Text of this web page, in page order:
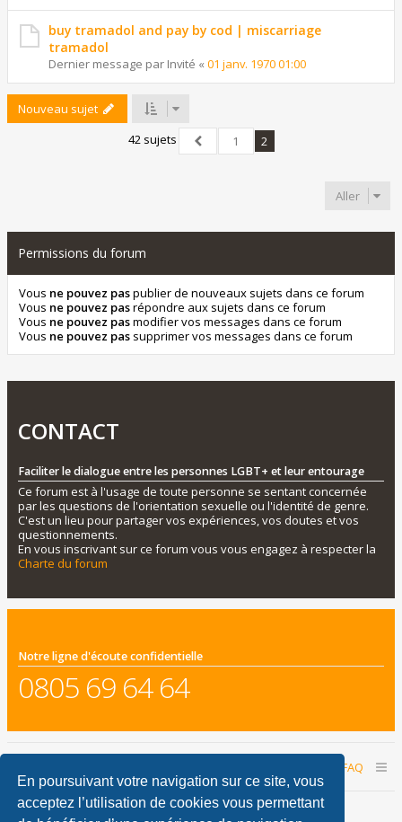
En poursuivant votre navigation sur ce site, vous
acceptez l’utilisation de cookies vous permettant
buy tramadol and pay by cod | miscarriage
tramadol
Dernier message par Invité « 01 janv. 1970 01:00
Nouveau sujet
42 sujets
Précédent
1 2
Aller
Permissions du forum
Vous ne pouvez paspublier de nouveaux sujets dans ce forum
Vous ne pouvez pasrépondre aux sujets dans ce forum
Vous ne pouvez pasmodifier vos messages dans ce forum
Vous ne pouvez pas supprimer vos messages dans ce forum
CONTACT
Faciliter le dialogue entre les personnes LGBT+ et leur entourage
Ce forum est à l'usage de toute personne se sentant concernée
par les questions de l'orientation sexuelle ou l'identité de genre.
C'est un lieu pour partager vos expériences, vos doutes et vos
questionnements.
En vous inscrivant sur ce forum vous vous engagez à respecter la
Charte du forum
Notre ligne d'écoute confidentielle
0805 69 64 64
FAQ
Nous sommes le 07 août 2026 02:36